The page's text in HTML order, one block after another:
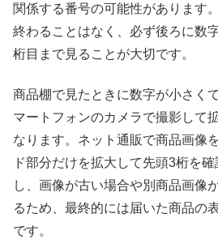
関係する番号の可能性があります
終わることはなく、必ず後ろに数
桁目まで見ることが大切です。
商品棚で見たときに数字が小さく
マートフォンのカメラで撮影して
なります。ネット通販で商品画像
ド部分だけを拡大して先頭3桁を
し、画像が古い場合や別商品画像
るため、最終的には届いた商品の
です。